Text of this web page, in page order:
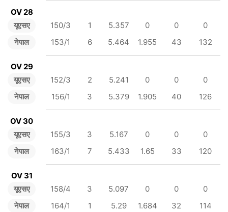
OV 28
यूएसए
नेपाल
150/3 1 5.357 0 0
0
153/1
6 5.464 1.955 43 132
OV 29
यूएसए
नेपाल
152/3 2 5.241 0 0
0
156/1
3 5.379 1.905 40 126
OV 30
यूएसए
नेपाल
155/3 3 5.167 0 0
0
163/1
7 5.433 1.65 33 120
OV 31
यूएसए
नेपाल
158/4 3 5.097 0 0
0
164/1
1 5.29 1.684 32 114